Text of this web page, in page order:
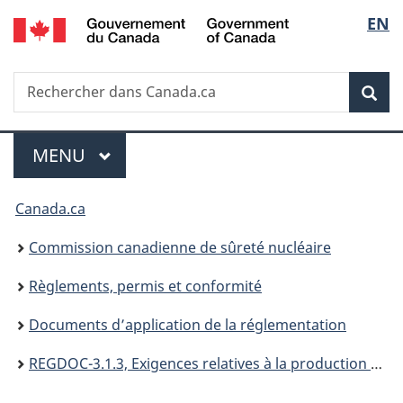
Passer
au
principal
de
la
EN
Recherche
Rechercher
dans
Menu
MENU PRINCIPAL
Vous
êtes
ici
Canada.ca
Commission canadienne de sûreté nucléaire
Règlements, permis et conformité
Documents d’application de la réglementation
REGDOC-3.1.3, Exigences relatives à la production de rapports pour les titulaires de permis de déchets de substances nucléaires, les installations nucléaires de catégorie II et les utilisateurs d'équipement réglementé, de substances nucléaires et d'appareils à rayonnement